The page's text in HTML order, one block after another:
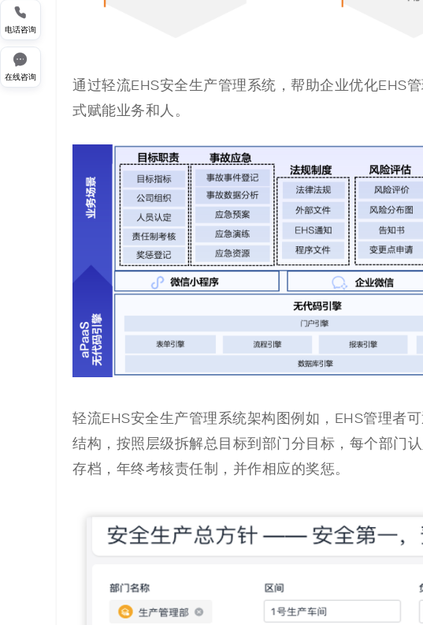
通过轻流EHS安全生产管理系统，帮助企业优化EHS
式赋能业务和人。
轻流EHS安全生产管理系统架构图例如，EHS管理者
结构，按照层级拆解总目标到部门分目标，每个部门
存档，年终考核责任制，并作相应的奖惩。

电话咨询

在线咨询